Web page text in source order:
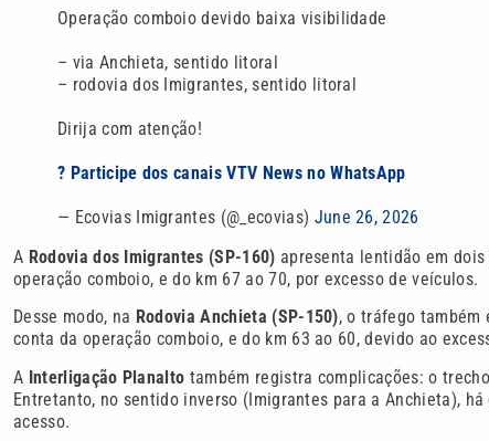
Operação comboio devido baixa visibilidade
– via Anchieta, sentido litoral
– rodovia dos Imigrantes, sentido litoral
Dirija com atenção!
? Participe dos canais VTV News no WhatsApp
— Ecovias Imigrantes (@_ecovias) June 26, 2026
A Rodovia dos Imigrantes (SP-160) apresenta lentidão em
operação comboio, e do km 67 ao 70, por excesso de veículos.
Desse modo, na Rodovia Anchieta (SP-150), o tráfego também
conta da operação comboio, e do km 63 ao 60, devido ao
A Interligação Planalto também registra complicações: o
Entretanto, no sentido inverso (Imigrantes para a Anchieta),
acesso.